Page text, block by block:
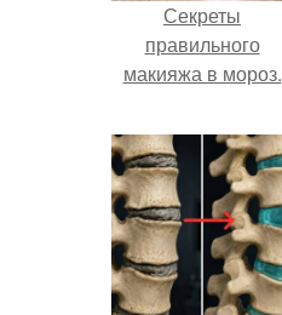
Секреты
правильного
макияжа в мороз.